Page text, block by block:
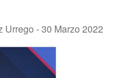
Urrego -30 Marzo 2022